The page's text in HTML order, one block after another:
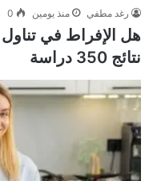
رغد مطفي منذ يومين 0
هل الإفراط في
نتائج 350 دراسة